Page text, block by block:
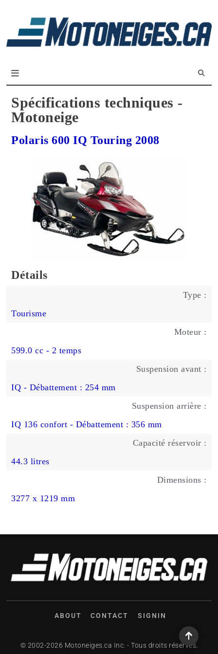
Spécifications techniques -
Motoneige
Polaris 600 IQ Touring 2008
Détails
Type :
Tourisme
Moteur :
599.0 cc - 2 temps
Suspension avant :
IQ - Débattement : 254 mm
Suspension arrière :
IQ 136 confort - Débattement : 356 mm
Capacité réservoir :
44.3 litres
Dimensions :
3277 x 1219 mm
ABOUT CONTACT SIGNIN
© 2002-2026 Motoneiges.ca Inc. - Tous droits réservés.